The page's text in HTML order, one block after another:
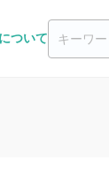
ついて